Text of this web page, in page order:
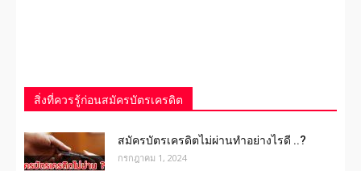
สิ่งที่ควรรู้ก่อนสมัครบัตรเครดิต
สมัครบัตรเครดิตไม่ผ่านทำอย่างไรดี ..?
กรกฎาคม 1, 2024